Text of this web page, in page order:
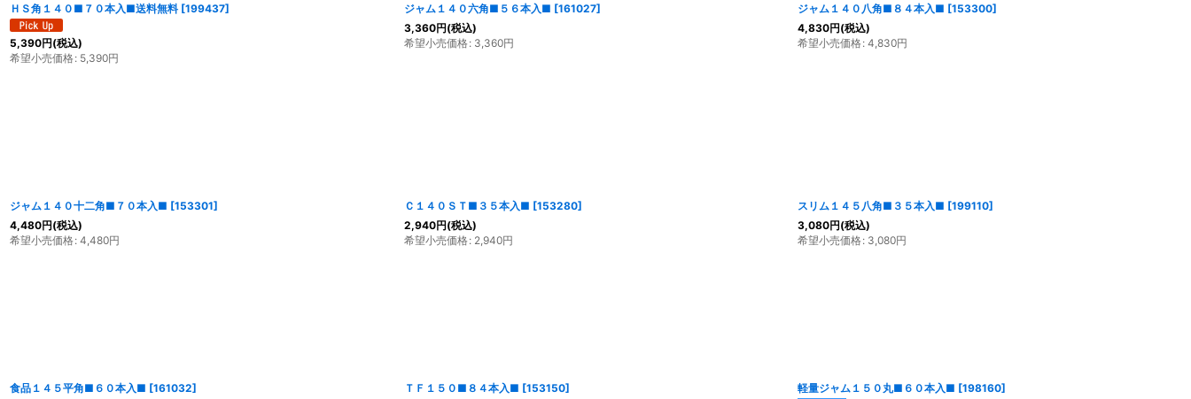
ＨＳ角１４０■７０本入■送料無料 [199437]
5,390円(税込)
希望小売価格: 5,390円
ジャム１４０六角■５６本入■ [161027]
3,360円(税込)
希望小売価格: 3,360円
ジャム１４０八角■８４本入■ [153300]
4,830円(税込)
希望小売価格: 4,830円
ジャム１４０十二角■７０本入■ [153301]
4,480円(税込)
希望小売価格: 4,480円
Ｃ１４０ＳＴ■３５本入■ [153280]
2,940円(税込)
希望小売価格: 2,940円
スリム１４５八角■３５本入■ [199110]
3,080円(税込)
希望小売価格: 3,080円
食品１４５平角■６０本入■ [161032]
ＴＦ１５０■８４本入■ [153150]
軽量ジャム１５０丸■６０本入■ [198160]